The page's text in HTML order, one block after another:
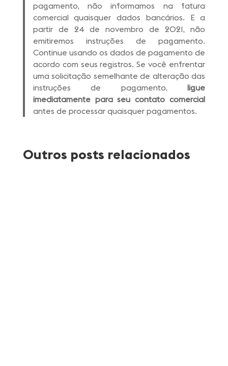
pagamento, não informamos na fatura
comercial quaisquer dados bancários. E a
partir de 24 de novembro de 2021, não
emitiremos instruções de pagamento.
Continue usando os dados de pagamento de
acordo com seus registros. Se você enfrentar
uma solicitação semelhante de alteração das
instruções de pagamento,ligue
imediatamente para seu contato comercial
antes de processar quaisquer pagamentos.
Outros posts relacionados